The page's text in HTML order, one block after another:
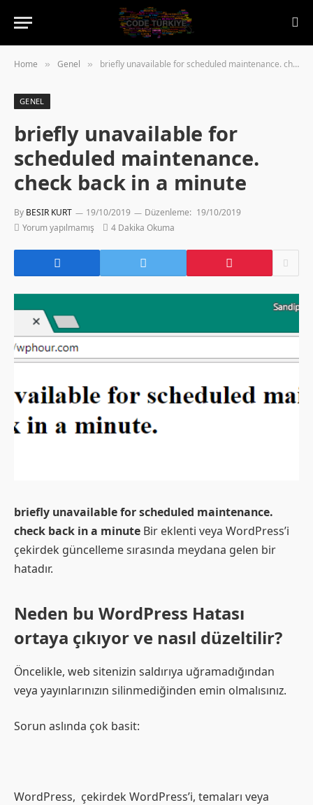
Home » Genel » briefly unavailable for scheduled maintenance. check back in a minute
GENEL
briefly unavailable for
scheduled maintenance.
check back in a minute
By BESIR KURT 19/10/2019 Düzenleme: 19/10/2019
Yorum yapılmamış
4 Dakika Okuma
briefly unavailable for scheduled maintenance.
check back in a minute Bir eklenti veya WordPress’i
çekirdek güncelleme sırasında meydana gelen bir
hatadır.
Neden bu WordPress Hatası
ortaya çıkıyor ve nasıl düzeltilir?
Öncelikle, web sitenizin saldırıya uğramadığından
veya yayınlarınızın silinmediğinden emin olmalısınız.
Sorun aslında çok basit:
WordPress, çekirdek WordPress’i, temaları veya